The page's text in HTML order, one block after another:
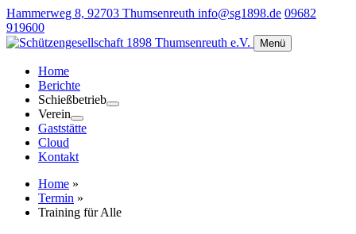
Hammerweg 8, 92703 Thumsenreuth info@sg1898.de 09682
919600
Menü
Home
Berichte
Schießbetrieb
Verein
Gaststätte
Cloud
Kontakt
Home »
Termin »
Training für Alle